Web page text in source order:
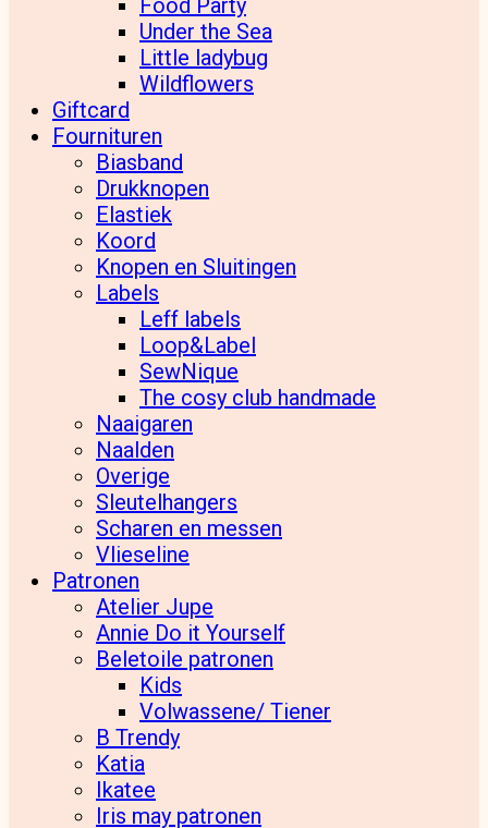
Food Party
Under the Sea
Little ladybug
Wildflowers
Giftcard
Fournituren
Biasband
Drukknopen
Elastiek
Koord
Knopen en Sluitingen
Labels
Leff labels
Loop&Label
SewNique
The cosy club handmade
Naaigaren
Naalden
Overige
Sleutelhangers
Scharen en messen
Vlieseline
Patronen
Atelier Jupe
Annie Do it Yourself
Beletoile patronen
Kids
Volwassene/ Tiener
B Trendy
Katia
Ikatee
Iris may patronen